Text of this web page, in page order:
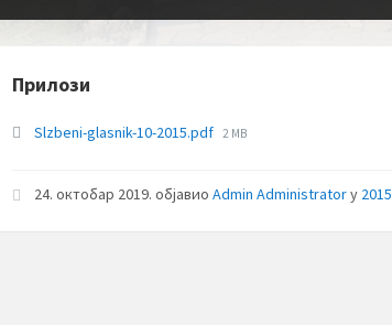
Прилози
Slzbeni-glasnik-10-2015.pdf File
2 MB
24. октобар 2019.објавиоAdmin Administratorу 2015